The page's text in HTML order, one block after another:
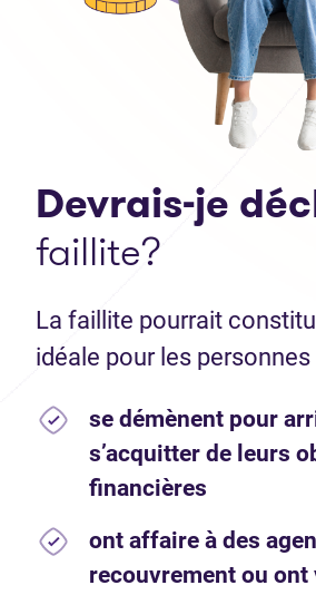
Devrais-je
faillite?
La faillite pourrait
idéale pour les personnes
se démènent pour
s’acquitter de leurs
financières
ont affaire à des
recouvrement ou